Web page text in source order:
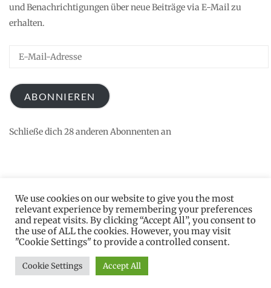
und Benachrichtigungen über neue Beiträge via E-Mail zu
erhalten.
Adresse
ABONNIEREN
Schließe dich 28 anderen Abonnenten an
2026 © Katrin S. Knopp Datenschutz
We use cookies on our website to give you the most
relevant experience by remembering your preferences
and repeat visits. By clicking “Accept All”, you consent to
the use of ALL the cookies. However, you may visit
"Cookie Settings" to provide a controlled consent.
Cookie Settings Accept All